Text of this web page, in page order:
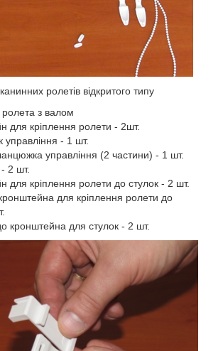
ролетів відкритого типу
з валом
для кріплення ролети - 2шт.
- 1 шт.
управління (2 частини) - 1 шт.
2 шт.
для кріплення ролети до стулок - 2 шт.
для кріплення ролети до
кронштейна для стулок - 2 шт.